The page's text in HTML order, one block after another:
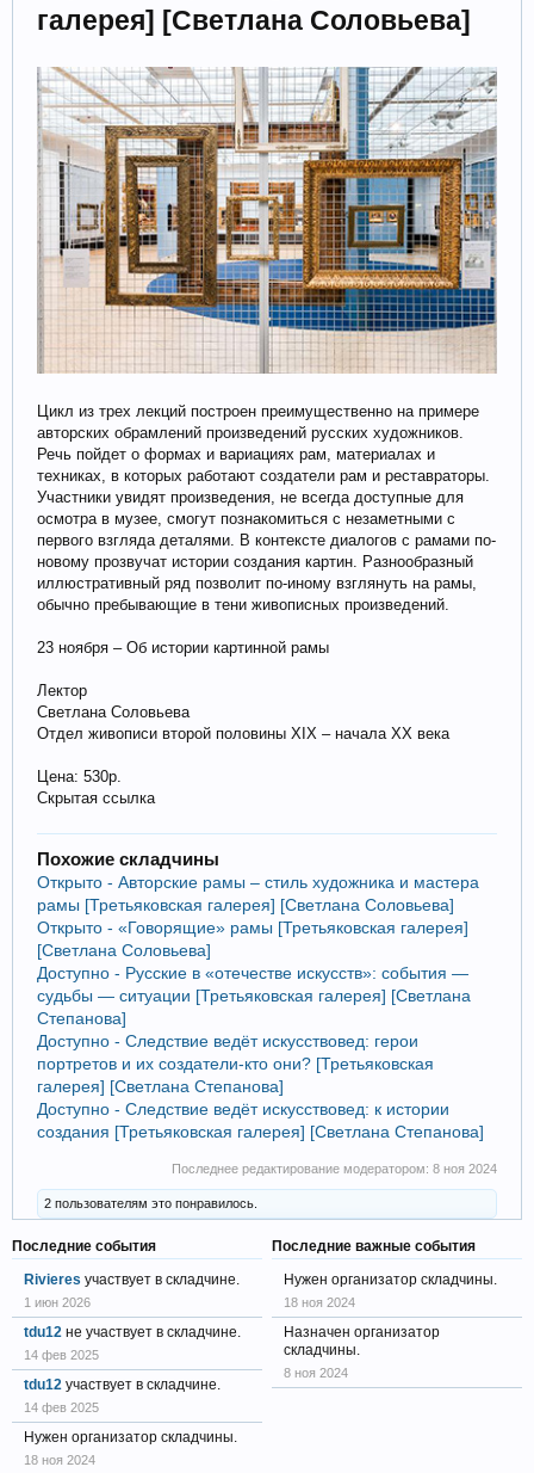
галерея] [Светлана Соловьева]
Цикл из трех лекций построен преимущественно на примере
авторских обрамлений произведений русских художников.
Речь пойдет о формах и вариациях рам, материалах и
техниках, в которых работают создатели рам и реставраторы.
Участники увидят произведения, не всегда доступные для
осмотра в музее, смогут познакомиться с незаметными с
первого взгляда деталями. В контексте диалогов с рамами по-
новому прозвучат истории создания картин. Разнообразный
иллюстративный ряд позволит по-иному взглянуть на рамы,
обычно пребывающие в тени живописных произведений.
23 ноября – Об истории картинной рамы
Лектор
Светлана Соловьева
Отдел живописи второй половины XIX – начала XX века
Цена: 530р.
Скрытая ссылка
Похожие складчины
Открыто - Авторские рамы – стиль художника и мастера
рамы [Третьяковская галерея] [Светлана Соловьева]
Открыто - «Говорящие» рамы [Третьяковская галерея]
[Светлана Соловьева]
Доступно - Русские в «отечестве искусств»: события —
судьбы — ситуации [Третьяковская галерея] [Светлана
Степанова]
Доступно - Следствие ведёт искусствовед: герои
портретов и их создатели-кто они? [Третьяковская
галерея] [Светлана Степанова]
Доступно - Следствие ведёт искусствовед: к истории
создания [Третьяковская галерея] [Светлана Степанова]
Последнее редактирование модератором: 8 ноя 2024
2 пользователям это понравилось.
Последние события
Rivieres участвует в складчине.
1 июн 2026
tdu12 не участвует в складчине.
14 фев 2025
tdu12 участвует в складчине.
14 фев 2025
Нужен организатор складчины.
18 ноя 2024
Последние важные события
Нужен организатор складчины.
18 ноя 2024
Назначен организатор
складчины.
8 ноя 2024